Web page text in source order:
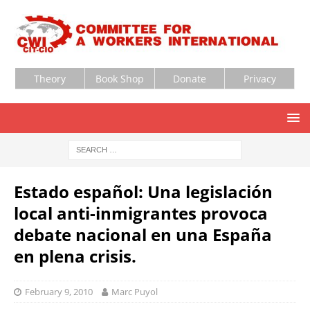
Theory Book Shop Donate Privacy
Estado español: Una legislación
local anti-inmigrantes provoca
debate nacional en una España
en plena crisis.
February 9, 2010 Marc Puyol